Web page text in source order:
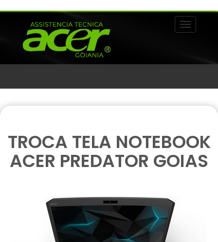
Alternar
TROCA TELA NOTEBOOK
ACER PREDATOR GOIAS